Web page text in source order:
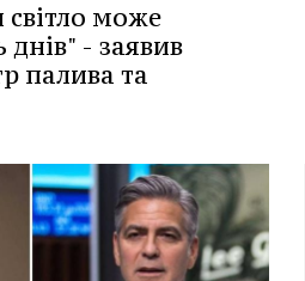
може
- заявив
палива та